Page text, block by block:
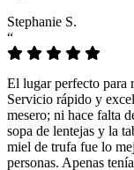
Stephanie S.
“
El lugar perfecto para
Servicio rápido y
mesero; ni hace falta
sopa de lentejas y la
miel de trufa fue lo
personas. Apenas